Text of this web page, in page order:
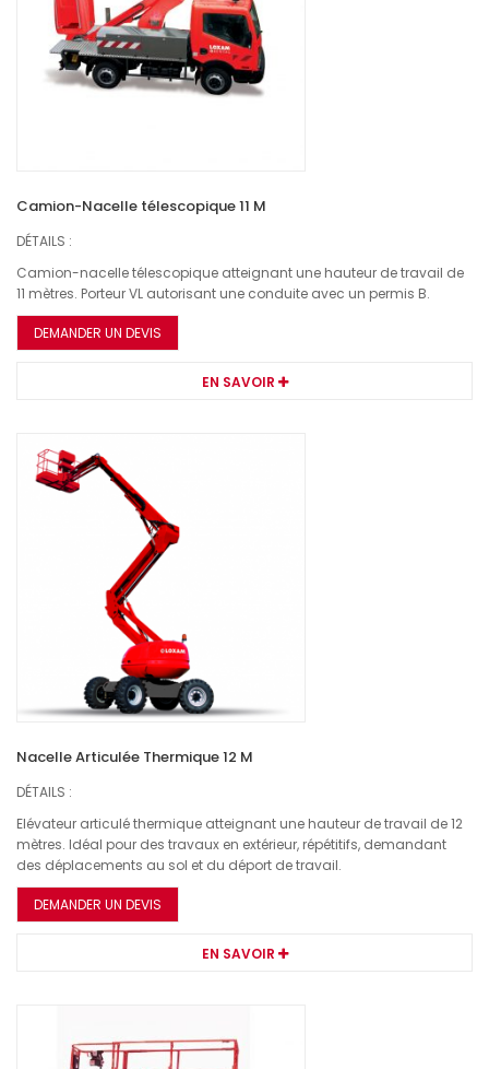
Camion-Nacelle télescopique 11 M
DÉTAILS :
Camion-nacelle télescopique atteignant une hauteur de travail de
11 mètres. Porteur VL autorisant une conduite avec un permis B.
DEMANDER UN DEVIS
EN SAVOIR
Nacelle Articulée Thermique 12 M
DÉTAILS :
Elévateur articulé thermique atteignant une hauteur de travail de 12
mètres. Idéal pour des travaux en extérieur, répétitifs, demandant
des déplacements au sol et du déport de travail.
DEMANDER UN DEVIS
EN SAVOIR